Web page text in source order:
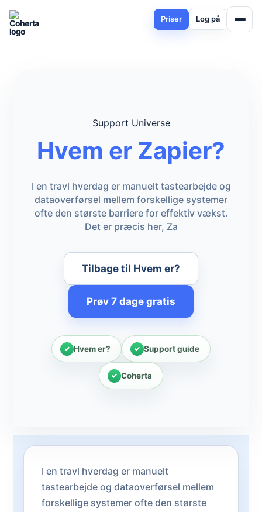
Priser Log på
Support Universe
Hvem er Zapier?
I en travl hverdag er manuelt tastearbejde og
dataoverførsel mellem forskellige systemer
ofte den største barriere for effektiv vækst.
Det er præcis her, Za
Tilbage til Hvem er?
Prøv 7 dage gratis
Hvem er? Support guide
Coherta
I en travl hverdag er manuelt
tastearbejde og dataoverførsel mellem
forskellige systemer ofte den største